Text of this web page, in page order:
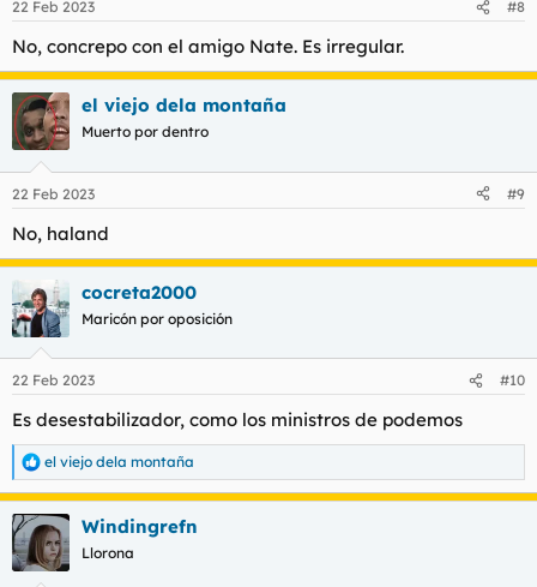
e
:
22 Feb 2023 #8
No, concrepo con el amigo Nate. Es irregular.
el viejo dela montaña
Muerto por dentro
22 Feb 2023 #9
No, haland
cocreta2000
Maricón por oposición
22 Feb 2023 #10
Es desestabilizador, como los ministros de podemos
R
e
a
c
c
i
el viejo dela montaña
Windingrefn
Llorona